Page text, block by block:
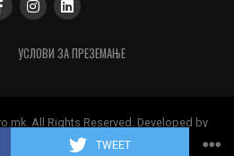
TWEET
УСЛОВИ ЗА ПРЕЗЕМАЊЕ
All Rights Reserved. Developed by